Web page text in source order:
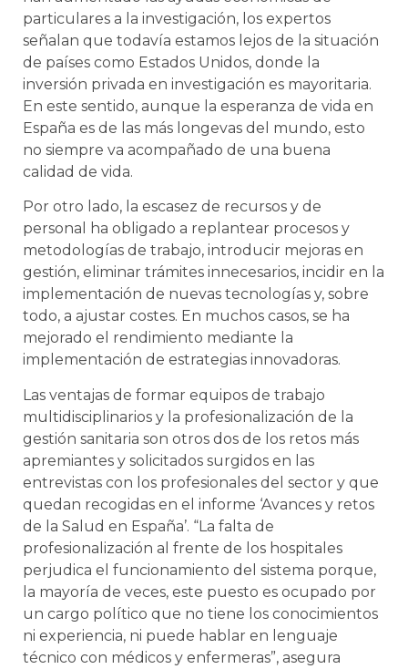
particulares a la investigación, los expertos
señalan que todavía estamos lejos de la situación
de países como Estados Unidos, donde la
inversión privada en investigación es mayoritaria.
En este sentido, aunque la esperanza de vida en
España es de las más longevas del mundo, esto
no siempre va acompañado de una buena
calidad de vida.
Por otro lado, la escasez de recursos y de
personal ha obligado a replantear procesos y
metodologías de trabajo, introducir mejoras en
gestión, eliminar trámites innecesarios, incidir en la
implementación de nuevas tecnologías y, sobre
todo, a ajustar costes. En muchos casos, se ha
mejorado el rendimiento mediante la
implementación de estrategias innovadoras.
Las ventajas de formar equipos de trabajo
multidisciplinarios y la profesionalización de la
gestión sanitaria son otros dos de los retos más
apremiantes y solicitados surgidos en las
entrevistas con los profesionales del sector y que
quedan recogidas en el informe ‘Avances y retos
de la Salud en España’. “La falta de
profesionalización al frente de los hospitales
perjudica el funcionamiento del sistema porque,
la mayoría de veces, este puesto es ocupado por
un cargo político que no tiene los conocimientos
ni experiencia, ni puede hablar en lenguaje
técnico con médicos y enfermeras”, asegura